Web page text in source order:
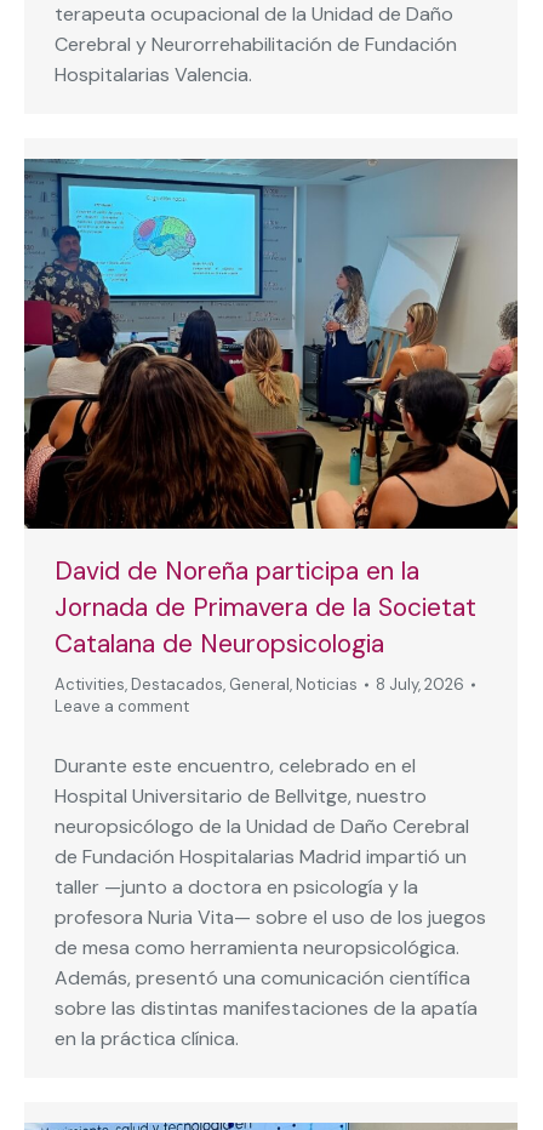
terapeuta ocupacional de la Unidad de Daño
Cerebral y Neurorrehabilitación de Fundación
Hospitalarias Valencia.
David de Noreña participa en la
Jornada de Primavera de la Societat
Catalana de Neuropsicologia
Activities, Destacados, General, Noticias
8 July, 2026
Leave a comment
Durante este encuentro, celebrado en el
Hospital Universitario de Bellvitge, nuestro
neuropsicólogo de la Unidad de Daño Cerebral
de Fundación Hospitalarias Madrid impartió un
taller —junto a doctora en psicología y la
profesora Nuria Vita— sobre el uso de los juegos
de mesa como herramienta neuropsicológica.
Además, presentó una comunicación científica
sobre las distintas manifestaciones de la apatía
en la práctica clínica.